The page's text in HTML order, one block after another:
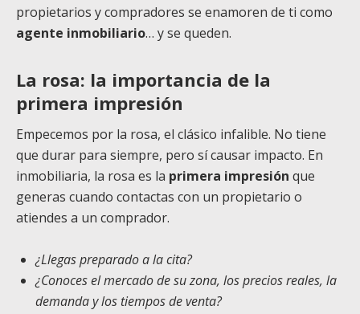
propietarios y compradores se enamoren de ti como
agente inmobiliario… y se queden.
La rosa: la importancia de la
primera impresión
Empecemos por la rosa, el clásico infalible. No tiene
que durar para siempre, pero sí causar impacto. En
inmobiliaria, la rosa es la primera impresión que
generas cuando contactas con un propietario o
atiendes a un comprador.
¿Llegas preparado a la cita?
¿Conoces el mercado de su zona, los precios reales, la
demanda y los tiempos de venta?